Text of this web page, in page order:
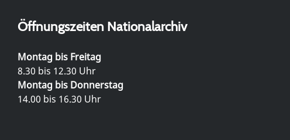
Öffnungszeiten Nationalarchiv
Montag bis Freitag
8.30 bis 12.30 Uhr
Montag bis Donnerstag
14.00 bis 16.30 Uhr